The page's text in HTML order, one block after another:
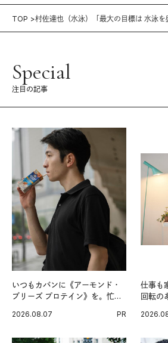
TOP 村佐達也（水泳）「最大の目標は 水泳を
Special
注目の記事
いつもカバンに《アーモンド・
ブリーズ プロテイン》を。忙し
グ習慣。
2026.08.07 PR
仕事も
回転の